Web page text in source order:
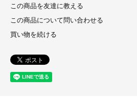
この商品を友達に教える
この商品について問い合わせる
買い物を続ける